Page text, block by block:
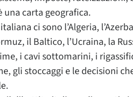
una carta geografica.
ci sono l’Algeria,
il Baltico, l’Ucraina, la
i cavi sottomarini, i
gli stoccaggi e le decisioni